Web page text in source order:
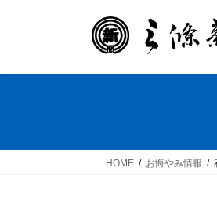
HOME お悔やみ情報